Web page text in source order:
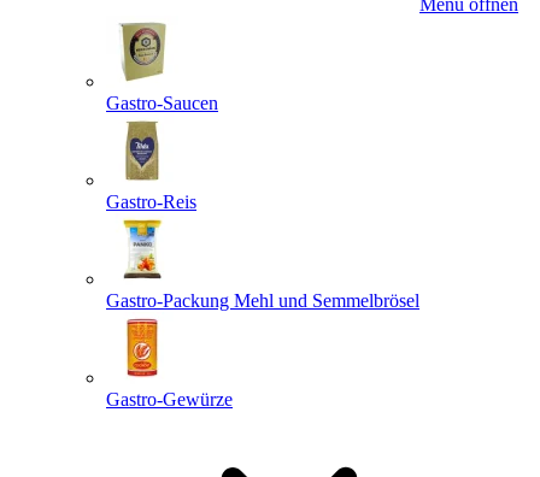
Menü öffnen
Gastro-Saucen
Gastro-Reis
Gastro-Packung Mehl und Semmelbrösel
Gastro-Gewürze